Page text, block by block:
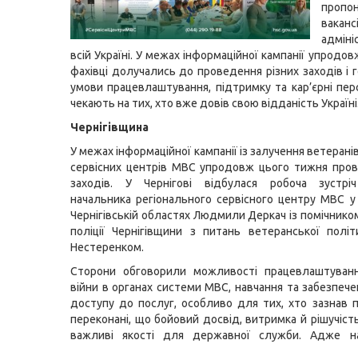
всій Україні. У межах інформаційної кампанії
фахівці долучались до проведення різних заходів і
умови працевлаштування, підтримку та кар’єрні
чекають на тих, хто вже довів свою відданість
Чернігівщина
У межах інформаційної кампанії із залучення
сервісних центрів МВС упродовж цього тижня
заходів. У Чернігові відбулася робоча
начальника регіонального сервісного центру МВС у
Чернігівській областях Людмили Деркач із
поліції Чернігівщини з питань ветеранської
Нестеренком.
Сторони обговорили можливості
війни в органах системи МВС, навчання та
доступу до послуг, особливо для тих, хто зазнав
переконані, що бойовий досвід, витримка й
важливі якості для державної служби. Адже